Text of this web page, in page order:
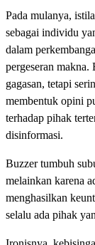
Pada mulanya,
sebagai individu
dalam
pergeseran
gagasan, tetapi
membentuk opini
terhadap pihak
disinformasi.
Buzzer tumbuh
melainkan karena
menghasilkan
selalu ada pihak